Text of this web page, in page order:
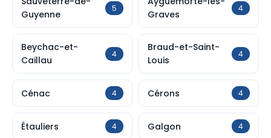
Guyenne
5
Graves
4
Beychac-et-
Caillau
4
Braud-et-Saint-
Louis
4
Cénac 4 Cérons 4
Étauliers 4 Galgon 4